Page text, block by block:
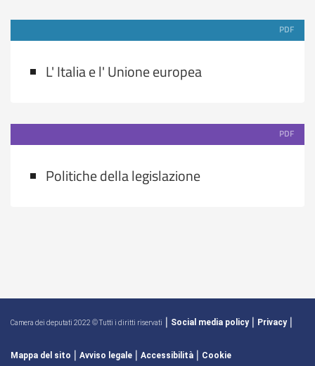
PDF
L' Italia e l' Unione europea
PDF
Politiche della legislazione
Camera dei deputati 2022 © Tutti i diritti riservati | Social media policy| Privacy|
Mappa del sito | Avviso legale | Accessibilità | Cookie